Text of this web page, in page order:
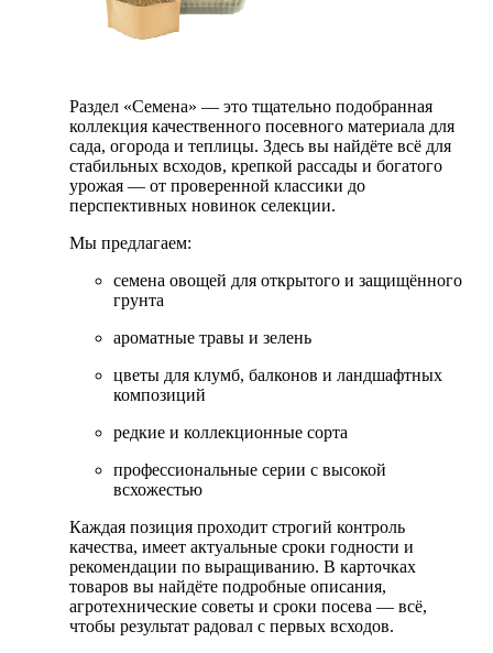
Раздел «Семена» — это тщательно подобранная
коллекция качественного посевного материала для
сада, огорода и теплицы. Здесь вы найдёте всё для
стабильных всходов, крепкой рассады и богатого
урожая — от проверенной классики до
перспективных новинок селекции.
Мы предлагаем:
семена овощей для открытого и защищённого
грунта
ароматные травы и зелень
цветы для клумб, балконов и ландшафтных
композиций
редкие и коллекционные сорта
профессиональные серии с высокой
всхожестью
Каждая позиция проходит строгий контроль
качества, имеет актуальные сроки годности и
рекомендации по выращиванию. В карточках
товаров вы найдёте подробные описания,
агротехнические советы и сроки посева — всё,
чтобы результат радовал с первых всходов.